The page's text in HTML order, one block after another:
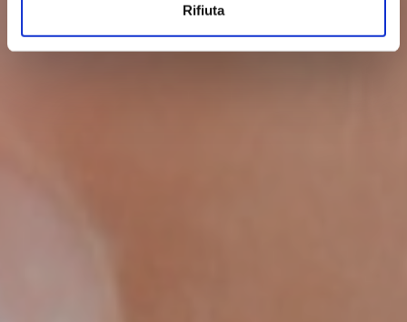
Rifiuta